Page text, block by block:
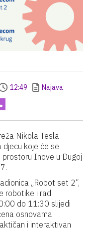
12:49 Najava
Nikola Tesla
djecu koje će se
Inove u Dugoj
„Robot set 2“,
robotike i rad
do 11:30 slijedi
osnovama
i interaktivan